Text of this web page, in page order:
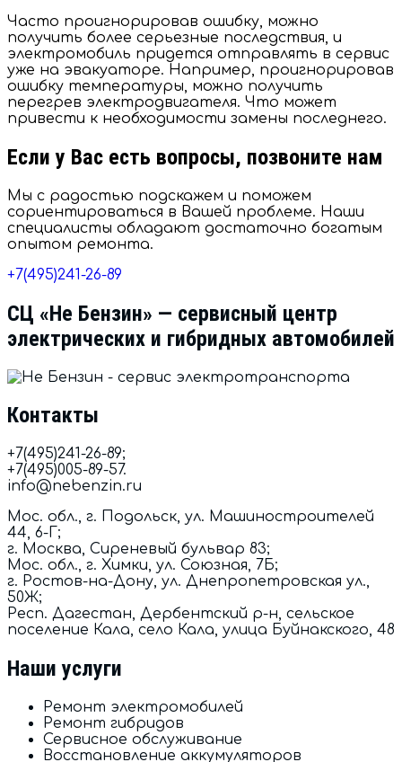
Часто проигнорировав ошибку, можно
получить более серьезные последствия, и
электромобиль придется отправлять в сервис
уже на эвакуаторе. Например, проигнорировав
ошибку температуры, можно получить
перегрев электродвигателя. Что может
привести к необходимости замены последнего.
Если у Вас есть вопросы, позвоните нам
Мы с радостью подскажем и поможем
сориентироваться в Вашей проблеме. Наши
специалисты обладают достаточно богатым
опытом ремонта.
+7(495)241-26-89
СЦ «Не Бензин» — cервисный центр
электрических и гибридных автомобилей
Контакты
+7(495)241-26-89;
+7(495)005-89-57.
info@nebenzin.ru
Мос. обл., г. Подольск, ул. Машиностроителей
44, 6-Г ;
г. Москва, Сиреневый бульвар 83;
Мос. обл., г. Химки, ул. Союзная, 7Б;
г. Ростов-на-Дону, ул. Днепропетровская ул.,
50Ж;
Респ. Дагестан, Дербентский р-н, сельское
поселение Кала, село Кала, улица Буйнакского, 48
Наши услуги
Ремонт электромобилей
Ремонт гибридов
Сервисное обслуживание
Восстановление аккумуляторов